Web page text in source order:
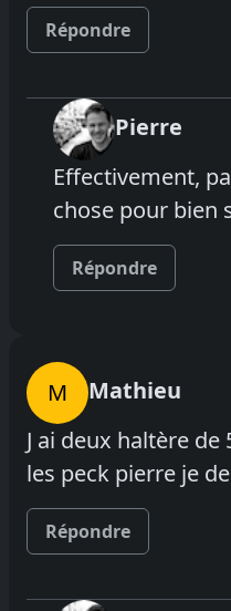
Répondre
Pierre
Effectivement,
chose pour bien
Répondre
M
Mathieu
J ai deux haltère
les peck pierre je
Répondre